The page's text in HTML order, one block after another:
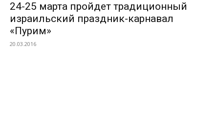
24-25 марта пройдет традиционный
израильский праздник-карнавал
«Пурим»
20.03.2016